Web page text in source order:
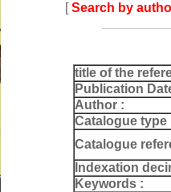
[Search by
title of the
Publication
Author :
Catalogue type
Catalogue
Indexation
Keywords :